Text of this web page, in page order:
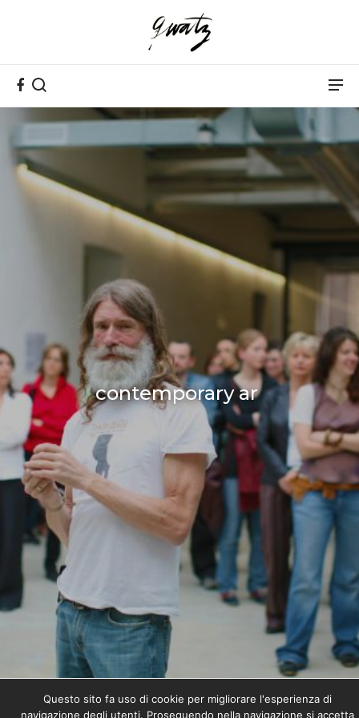
contemporary art p
qwatz © 2018-2019 All Rights Reserved –Privacy Policy–
Questo sito fa uso di cookie per migliorare l'esperienza di
navigazione degli utenti. Proseguendo nella navigazione si accetta